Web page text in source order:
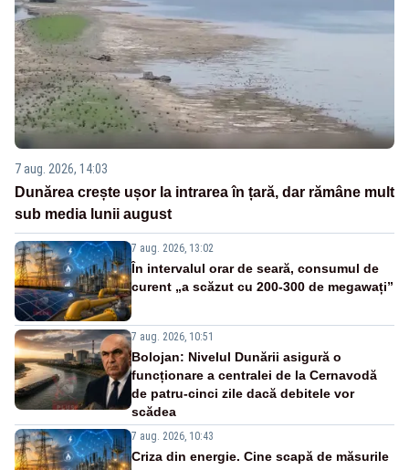
7 aug. 2026, 14:03
Dunărea crește ușor la intrarea în țară, dar rămâne mult
sub media lunii august
7 aug. 2026, 13:02
În intervalul orar de seară, consumul de
curent „a scăzut cu 200-300 de megawați”
7 aug. 2026, 10:51
Bolojan: Nivelul Dunării asigură o
funcționare a centralei de la Cernavodă
de patru-cinci zile dacă debitele vor
scădea
7 aug. 2026, 10:43
Criza din energie. Cine scapă de măsurile